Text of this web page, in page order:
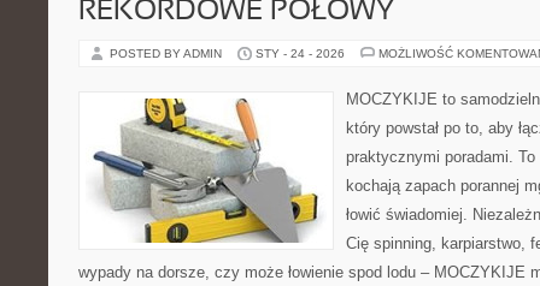
REKORDOWE POŁOWY
POSTED BY ADMIN STY - 24 - 2026 MOŻLIWOŚĆ
MOCZYKIJE to
który powstał po to, aby
praktycznymi poradami.
kochają zapach porannej
łowić świadomiej.
Cię spinning, karpiarstwo,
wypady na dorsze, czy może łowienie spod lodu – MOCZYKIJE